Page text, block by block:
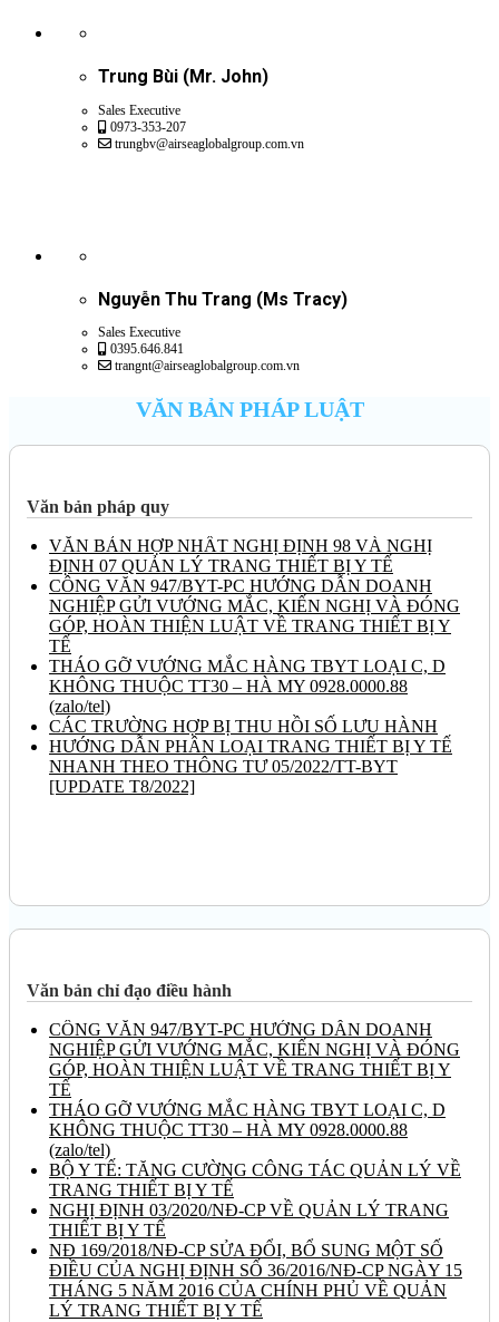
Trung Bùi (Mr. John)
Sales Executive
0973-353-207
trungbv@airseaglobalgroup.com.vn
Nguyễn Thu Trang (Ms Tracy)
Sales Executive
0395.646.841
trangnt@airseaglobalgroup.com.vn
VĂN BẢN PHÁP LUẬT
Văn bản pháp quy
VĂN BẢN HỢP NHẤT NGHỊ ĐỊNH 98 VÀ NGHỊ
ĐỊNH 07 QUẢN LÝ TRANG THIẾT BỊ Y TẾ
CÔNG VĂN 947/BYT-PC HƯỚNG DẪN DOANH
NGHIỆP GỬI VƯỚNG MẮC, KIẾN NGHỊ VÀ ĐÓNG
GÓP, HOÀN THIỆN LUẬT VỀ TRANG THIẾT BỊ Y
TẾ
THÁO GỠ VƯỚNG MẮC HÀNG TBYT LOẠI C, D
KHÔNG THUỘC TT30 – HÀ MY 0928.0000.88
(zalo/tel)
CÁC TRƯỜNG HỢP BỊ THU HỒI SỐ LƯU HÀNH
HƯỚNG DẪN PHÂN LOẠI TRANG THIẾT BỊ Y TẾ
NHANH THEO THÔNG TƯ 05/2022/TT-BYT
[UPDATE T8/2022]
Văn bản chỉ đạo điều hành
CÔNG VĂN 947/BYT-PC HƯỚNG DẪN DOANH
NGHIỆP GỬI VƯỚNG MẮC, KIẾN NGHỊ VÀ ĐÓNG
GÓP, HOÀN THIỆN LUẬT VỀ TRANG THIẾT BỊ Y
TẾ
THÁO GỠ VƯỚNG MẮC HÀNG TBYT LOẠI C, D
KHÔNG THUỘC TT30 – HÀ MY 0928.0000.88
(zalo/tel)
BỘ Y TẾ: TĂNG CƯỜNG CÔNG TÁC QUẢN LÝ VỀ
TRANG THIẾT BỊ Y TẾ
NGHỊ ĐỊNH 03/2020/NĐ-CP VỀ QUẢN LÝ TRANG
THIẾT BỊ Y TẾ
NĐ 169/2018/NĐ-CP SỬA ĐỔI, BỔ SUNG MỘT SỐ
ĐIỀU CỦA NGHỊ ĐỊNH SỐ 36/2016/NĐ-CP NGÀY 15
THÁNG 5 NĂM 2016 CỦA CHÍNH PHỦ VỀ QUẢN
LÝ TRANG THIẾT BỊ Y TẾ